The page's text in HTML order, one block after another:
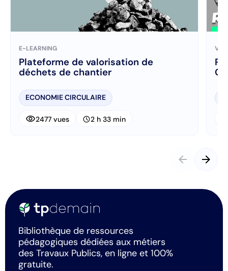
E-LEARNING
Plateforme de valorisation de
déchets de chantier
ECONOMIE CIRCULAIRE
visibility2477 vues schedule2 h 33 min
arrow_back arrow_forward
Bibliothèque de ressources
pédagogiques dédiées aux métiers
des Travaux Publics, en ligne et 100%
gratuite.